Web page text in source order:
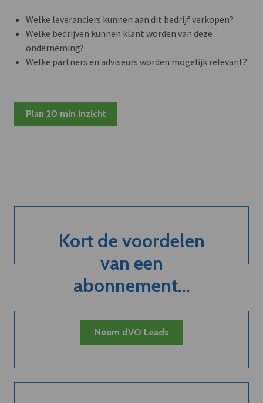
Welke leveranciers kunnen aan dit bedrijf verkopen?
Welke bedrijven kunnen klant worden van deze
onderneming?
Welke partners en adviseurs worden mogelijk relevant?
Plan 20 min inzicht
Kort de voordelen
van een
abonnement...
Neem dVO Leads